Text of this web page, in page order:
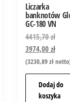
Liczarka
banknotów
GC-180 VN
4415,70zł
3974,00zł
(3230,89zł
Dodaj do
koszyka